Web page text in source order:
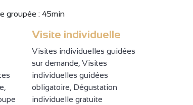
groupée : 45min
Visite individuelle
Visites individuelles guidées
sur demande, Visites
individuelles guidées
obligatoire, Dégustation
individuelle gratuite